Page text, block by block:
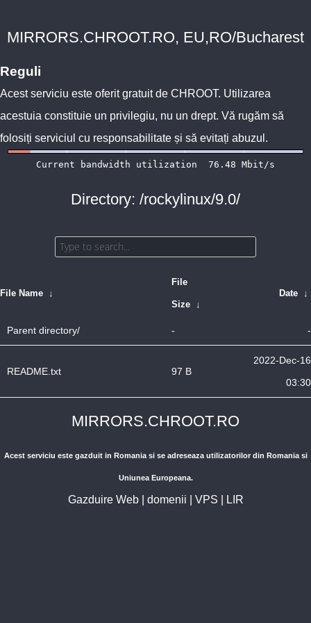
MIRRORS.CHROOT.RO, EU,RO/Bucharest
Reguli
Acest serviciu este oferit gratuit de CHROOT. Utilizarea
acestuia constituie un privilegiu, nu un drept. Vă rugăm să
folosiți serviciul cu responsabilitate și să evitați abuzul.
Directory: /rockylinux/9.0/
File Name ↓
File
Size ↓
Date ↓
Parent directory/ - -
README.txt 97 B
2022-Dec-16
03:30
MIRRORS.CHROOT.RO
Acest serviciu este gazduit in Romania si se adreseaza utilizatorilor din Romania si
Uniunea Europeana.
Gazduire Web| domenii VPS LIR